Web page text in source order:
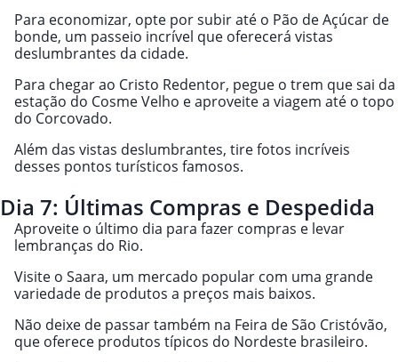
Para economizar, opte por subir até o Pão de Açúcar de
bonde, um passeio incrível que oferecerá vistas
deslumbrantes da cidade.
Para chegar ao Cristo Redentor, pegue o trem que sai da
estação do Cosme Velho e aproveite a viagem até o topo
do Corcovado.
Além das vistas deslumbrantes, tire fotos incríveis
desses pontos turísticos famosos.
Dia 7: Últimas Compras e Despedida
Aproveite o último dia para fazer compras e levar
lembranças do Rio.
Visite o Saara, um mercado popular com uma grande
variedade de produtos a preços mais baixos.
Não deixe de passar também na Feira de São Cristóvão,
que oferece produtos típicos do Nordeste brasileiro.